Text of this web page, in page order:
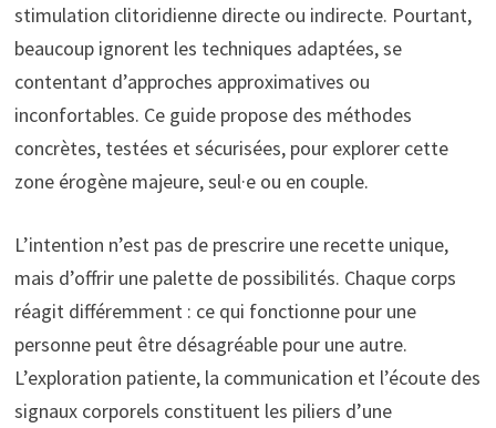
stimulation clitoridienne directe ou indirecte. Pourtant,
beaucoup ignorent les techniques adaptées, se
contentant d’approches approximatives ou
inconfortables. Ce guide propose des méthodes
concrètes, testées et sécurisées, pour explorer cette
zone érogène majeure, seul·e ou en couple.
L’intention n’est pas de prescrire une recette unique,
mais d’offrir une palette de possibilités. Chaque corps
réagit différemment : ce qui fonctionne pour une
personne peut être désagréable pour une autre.
L’exploration patiente, la communication et l’écoute des
signaux corporels constituent les piliers d’une